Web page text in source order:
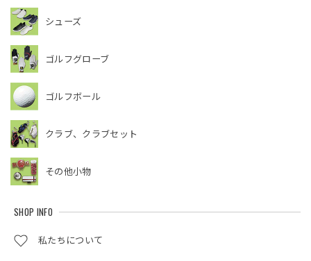
シューズ
ゴルフグローブ
ゴルフボール
クラブ、クラブセット
その他小物
SHOP INFO
私たちについて